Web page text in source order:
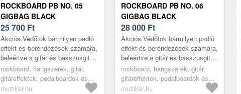
ROCKBOARD PB NO. 05
GIGBAG BLACK
25 700 Ft
Akciós.Védőtok bármilyen padló
effekt és berendezések számára,
beleértve a gitár és basszusgitár
multieffekt pedálokat és
modulációs erősítőket vagy a
Loo...
rockboard, hangszerek, gitár,
gitáreffektek, pedalboardok és
effekt tokok, black
muziker.hu
ROCKBOARD PB NO. 06
GIGBAG BLACK
28 000 Ft
Akciós.Védőtok bármilyen padló
effekt és berendezések számára,
beleértve a gitár és basszusgitár
multieffekt pedálokat és
modulációs erősítőket vagy a
Loo...
rockboard, hangszerek, gitár,
gitáreffektek, pedalboardok és
effekt tokok, black
muziker.hu